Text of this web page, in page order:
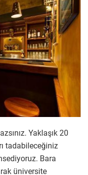
Yaklaşık 20
tadabileceğiniz
Bara
üniversite